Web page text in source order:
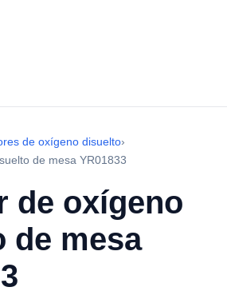
de oxígeno disuelto›
de mesa YR01833
de oxígeno
de mesa